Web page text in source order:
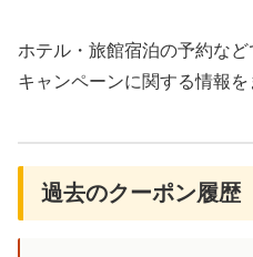
ホテル・旅館宿泊の予約な
キャンペーンに関する情報を
過去のクーポン履歴